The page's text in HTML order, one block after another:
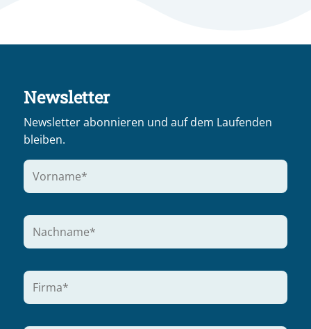
Newsletter
Newsletter abonnieren und auf dem Laufenden
bleiben.